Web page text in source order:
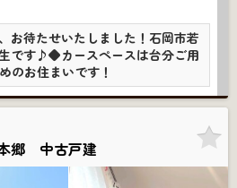
お待たせいたしました！石岡市若
です♪◆カースペースは台分ご用
のお住まいです！
郷 中古戸建